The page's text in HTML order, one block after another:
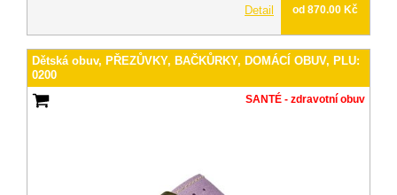
Detail od 870.00 Kč
Dětská obuv, PŘEZŮVKY, BAČKŮRKY, DOMÁCÍ OBUV, PLU:
0200
SANTÉ - zdravotní obuv